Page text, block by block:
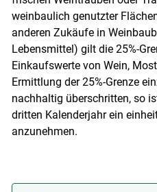
weinbaulich genutzter
anderen Zukäufe in
Lebensmittel) gilt die 25%-
Einkaufswerte von Wein,
Ermittlung der 25%-Grenze
nachhaltig überschritten, so
dritten Kalenderjahr ein
anzunehmen.